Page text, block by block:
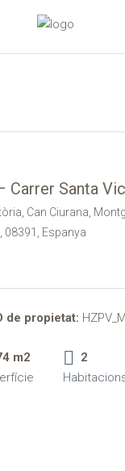
Carrer Santa
Can Ciurana,
08391, Espanya
de propietat:
m2
2